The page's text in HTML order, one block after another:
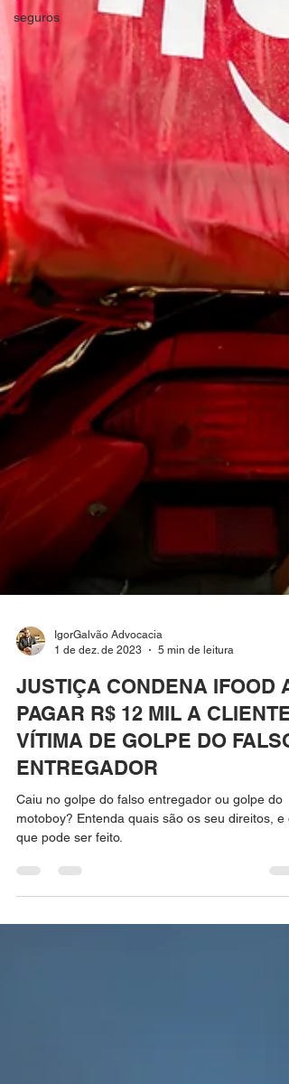
seguros
1 de dez. de 2023
5 min de leitura
JUSTIÇA CONDENA IFOOD A
PAGAR R$ 12 MIL A CLIENTE
VÍTIMA DE GOLPE DO FALSO
ENTREGADOR
Caiu no golpe do falso entregador ou golpe do
que pode ser feito.